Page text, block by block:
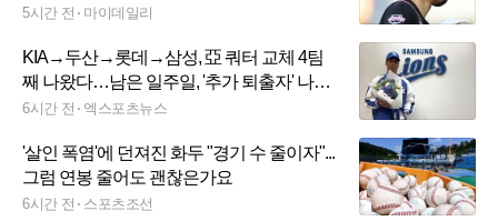
이자 자존심이다
5시간 전 마이데일리
KIA→두산→롯데→삼성, 亞 쿼터 교체 4팀
째 나왔다…남은 일주일, '추가 퇴출자' 나올
가능성은?
6시간 전 엑스포츠뉴스
'살인 폭염'에 던져진 화두 "경기 수 줄이자"...
그럼 연봉 줄어도 괜찮은가요
6시간 전 스포츠조선